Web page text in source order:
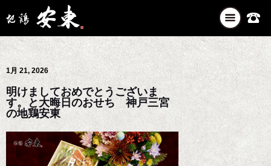
ナ
ビ
ゲ
シ
1月 21, 2026
明けましておめでとうございま
す。と大晦日のおせち 神戸三宮
の地鶏安東